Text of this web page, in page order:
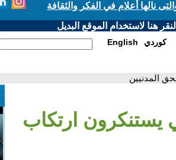
نالها أعلام في الفكر والثقافة
هنا لاستخدام الموقع البديل
English كوردي
المدنيين
يستنكرون ارتكاب